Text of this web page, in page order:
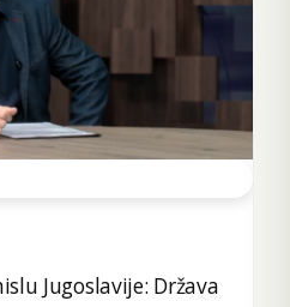
Jugoslavije: Država